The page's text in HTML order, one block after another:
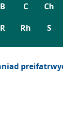
B C Ch
R Rh S